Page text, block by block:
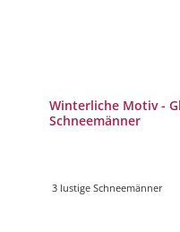
Winterliche Motiv -
Schneemänner
3 lustige Schneemänner